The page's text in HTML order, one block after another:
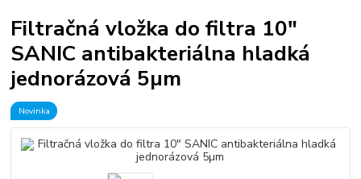
Filtračná vložka do filtra 10"
SANIC antibakteriálna hladká
jednorázová 5µm
Novinka